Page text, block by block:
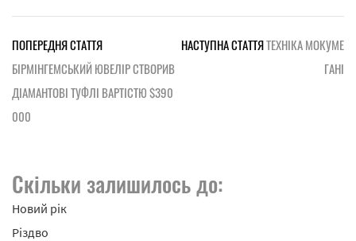
ПОПЕРЕДНЯ СТАТТЯ
БІРМІНГЕМСЬКИЙ ЮВЕЛІР СТВОРИВ
ДІАМАНТОВІ ТУФЛІ ВАРТІСТЮ $390
000
НАСТУПНА СТАТТЯТЕХНІКА МОКУМЕ
ГАНІ
Скільки залишилось до:
Новий рік
Різдво